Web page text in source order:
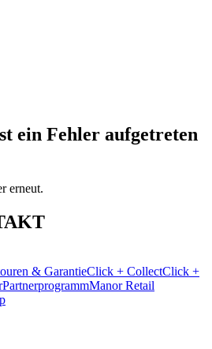
ein Fehler aufgetreten
erneut.
& GarantieClick + CollectClick +
PartnerprogrammManor Retail